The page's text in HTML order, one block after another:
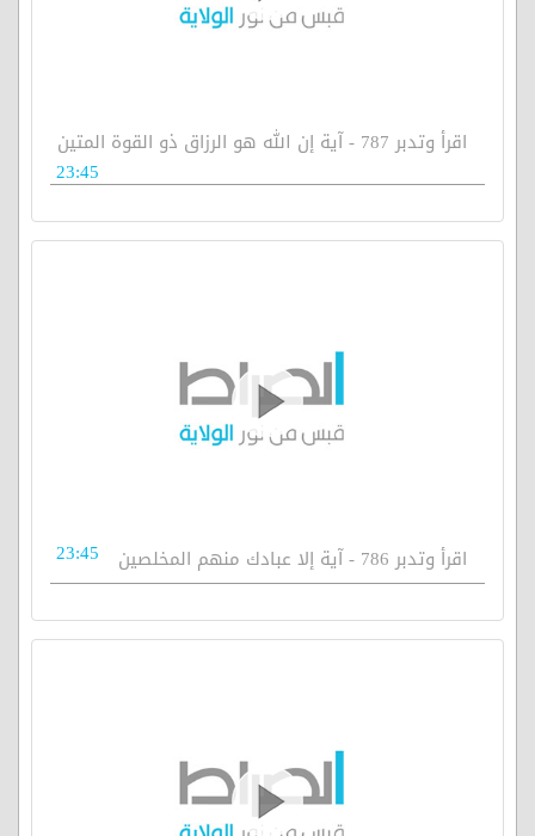
اقرأ وتدبر 787 - آية إن الله هو الرزاق ذو القوة المتين
23:45
اقرأ وتدبر 786 - آية إلا عبادك منهم المخلصين 23:45